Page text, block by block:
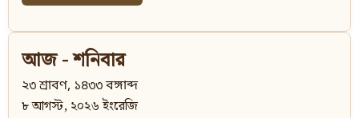
আজ - শনিবার
২৩ শ্রাবণ, ১৪৩৩ বঙ্গাব্দ
৮ আগস্ট, ২০২৬ ইংরেজি